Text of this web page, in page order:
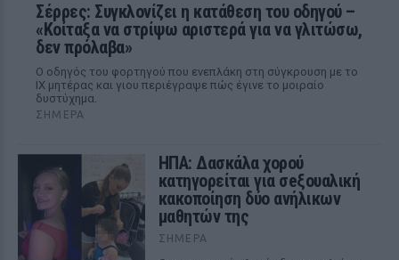
Σέρρες: Συγκλονίζει η κατάθεση του οδηγού –
«Κοίταξα να στρίψω αριστερά για να γλιτώσω,
δεν πρόλαβα»
Ο οδηγός του φορτηγού που ενεπλάκη στη σύγκρουση με το
ΙΧ μητέρας και γιου περιέγραψε πώς έγινε το μοιραίο
δυστύχημα.
ΣΉΜΕΡΑ
ΗΠΑ: Δασκάλα χορού
κατηγορείται για σeξουαλική
κακοποίηση δύο ανήλικων
μαθητών της
ΣΉΜΕΡΑ